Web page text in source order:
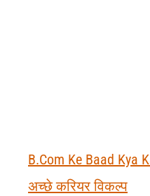
B.Com Ke Baad Kya
अच्छे करियर विकल्प